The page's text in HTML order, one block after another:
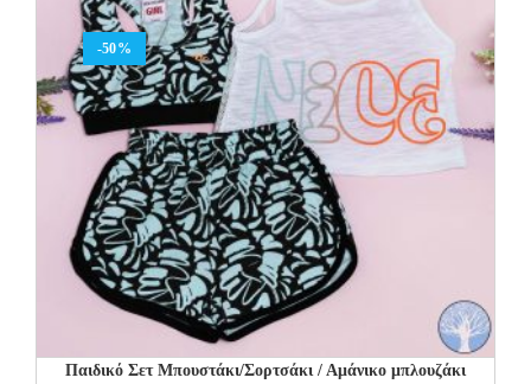
-50%
Παιδικό Σετ Μπουστάκι/Σορτσάκι / Αμάνικο μπλουζάκι